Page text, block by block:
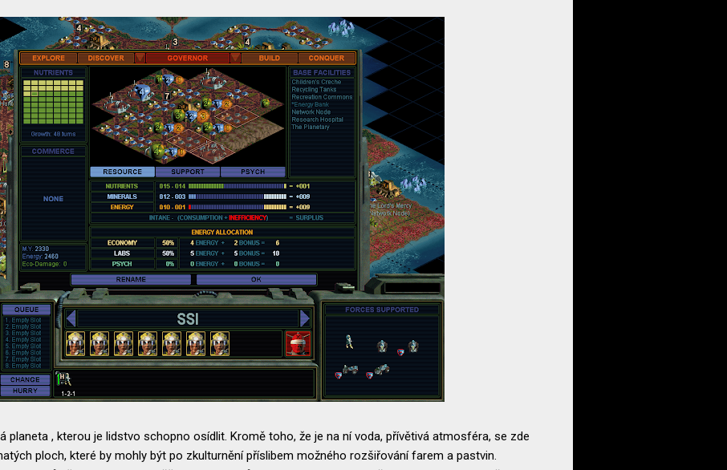
planeta , kterou je lidstvo schopno osídlit. Kromě toho, že je na ní voda, přívětivá atmosféra, se zde
ploch, které by mohly být po zkulturnění příslibem možného rozšiřování farem a pastvin.